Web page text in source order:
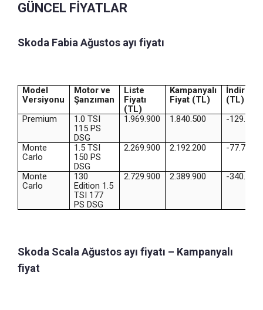
GÜNCEL FİYATLAR
Skoda Fabia Ağustos ayı fiyatı
Model
Versiyonu
Motor ve
Şanzıman
Liste
Fiyatı
(TL)
Kampanyalı
Fiyat (TL)
İndirim
(TL)
Premium
1.0 TSI
115 PS
DSG
1.969.900 1.840.500 -129.400
Monte
Carlo
1.5 TSI
150 PS
DSG
2.269.900 2.192.200 -77.700
Monte
Carlo
130
Edition 1.5
TSI 177
PS DSG
2.729.900 2.389.900 -340.000
Skoda Scala Ağustos ayı fiyatı – Kampanyalı
fiyat